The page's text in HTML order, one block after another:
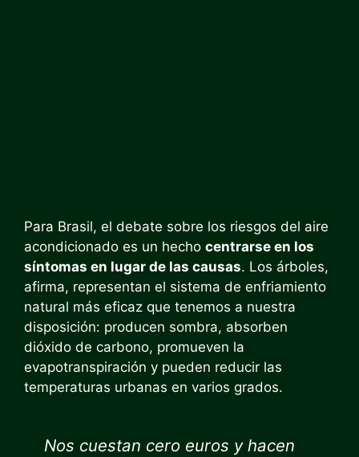
Para Brasil, el debate sobre los riesgos del aire
acondicionado es un hecho centrarse en los
síntomas en lugar de las causas. Los árboles,
afirma, representan el sistema de enfriamiento
natural más eficaz que tenemos a nuestra
disposición: producen sombra, absorben
dióxido de carbono, promueven la
evapotranspiración y pueden reducir las
temperaturas urbanas en varios grados.
Nos cuestan cero euros y hacen